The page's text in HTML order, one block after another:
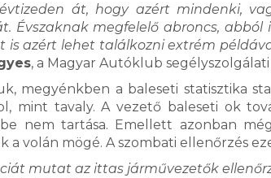
át, hogy azért mindenki,
megfelelő abroncs, abból
azért lehet találkozni extrém
, a Magyar Autóklub segélyszolgálati
megyénkben a baleseti statisztika
mint tavaly. A vezető baleseti ok
nem tartása. Emellett azonban
volán mögé. A szombati ellenőrzés
mutat az ittas járművezetők